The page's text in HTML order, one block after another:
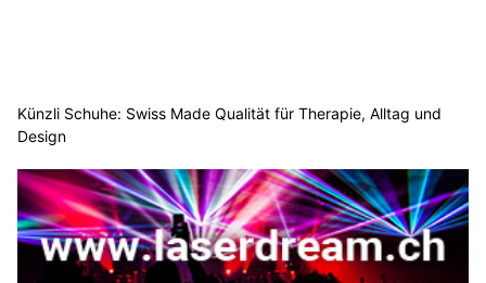
Künzli Schuhe: Swiss Made Qualität für Therapie, Alltag und
Design